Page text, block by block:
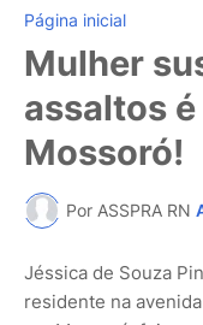
Página inicial
Mulher
assaltos
Mossoró!
Por ASSPRA RN
Jéssica de Souza
residente na